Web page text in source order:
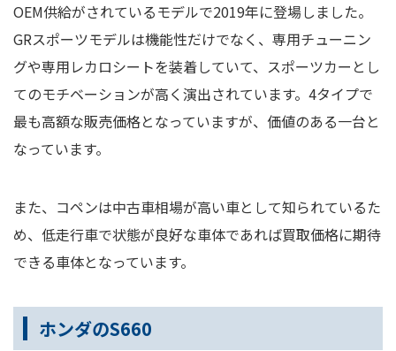
OEM供給がされているモデルで2019年に登場しました。
GRスポーツモデルは機能性だけでなく、専用チューニン
グや専用レカロシートを装着していて、スポーツカーとし
てのモチベーションが高く演出されています。4タイプで
最も高額な販売価格となっていますが、価値のある一台と
なっています。
また、コペンは中古車相場が高い車として知られているた
め、低走行車で状態が良好な車体であれば買取価格に期待
できる車体となっています。
ホンダのS660